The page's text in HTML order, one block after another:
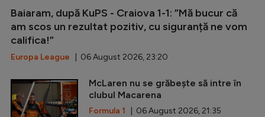
Baiaram, după KuPS - Craiova 1-1: ”Mă bucur că
am scos un rezultat pozitiv, cu siguranță ne vom
califica!”
Europa League | 06 August 2026, 23:20
McLaren nu se grăbește să intre în
clubul Macarena
Formula 1 | 06 August 2026, 21:35